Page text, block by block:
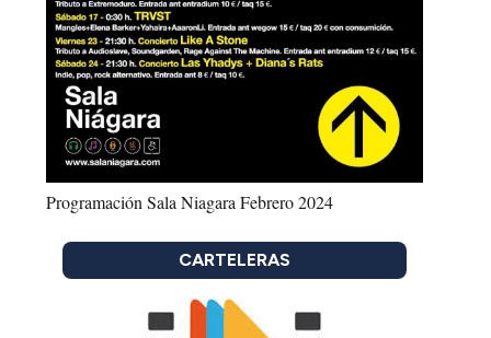
Programación Sala Niagara Febrero 2024
CARTELERAS